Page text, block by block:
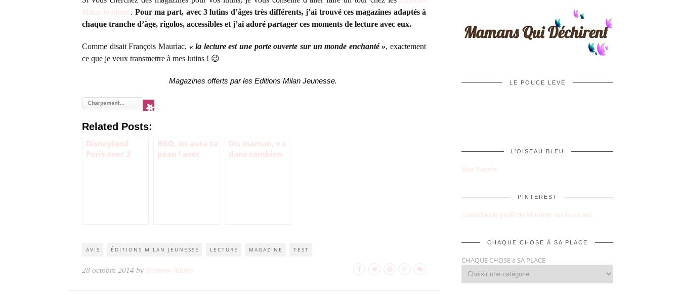
Milan Jeunesse. Pour ma part, avec 3 lutins d’âges très différents, j’ai trouvé ces magazines adaptés à
chaque tranche d’âge, rigolos, accessibles et j’ai adoré partager ces moments de lecture avec eux.
Comme disait François Mauriac, « la lecture est une porte ouverte sur un monde enchanté », exactement
ce que je veux transmettre à mes lutins ! 😉
Magazines offerts par les Editions Milan Jeunesse.
Related Posts:
Disneyland
Paris avec 2
RGO, on aura ta
peau ! avec
Dis maman, « c
dans combien
AVIS ÉDITIONS MILAN JEUNESSE LECTURE MAGAZINE TEST
28 octobre 2014 by Mummy Addict
LE POUCE LEVÉ
L’OISEAU BLEU
Mes Tweets
PINTEREST
Consultez le profil de Mummy sur Pinterest.
CHAQUE CHOSE À SA PLACE
CHAQUE CHOSE à SA PLACE